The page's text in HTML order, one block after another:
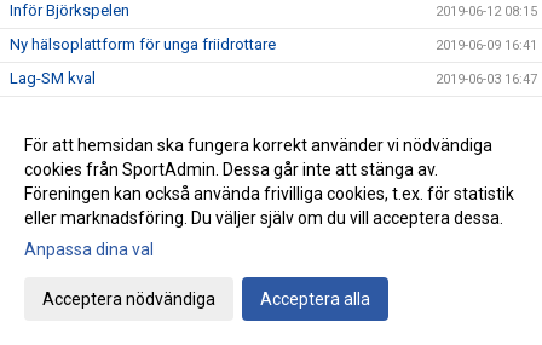
Inför Björkspelen 2019-06-12 08:15
Ny hälsoplattform för unga friidrottare 2019-06-09 16:41
Lag-SM kval 2019-06-03 16:47
Resultat från förra veckans tävlingar 2019-05-28 21:43
IFK i Blodomloppet
IFK ungdomar till finalen 2019-05-19 13:17
IFK succé på Göteborgsvarvet
Karsten Meier presenterade sig på Kungsholmen Runt
För att hemsidan ska fungera korrekt använder vi nödvändiga
cookies från SportAdmin. Dessa går inte att stänga av.
Föreningen kan också använda frivilliga cookies, t.ex. för statistik
eller marknadsföring. Du väljer själv om du vill acceptera dessa.
Anpassa dina val
Acceptera nödvändiga Acceptera alla